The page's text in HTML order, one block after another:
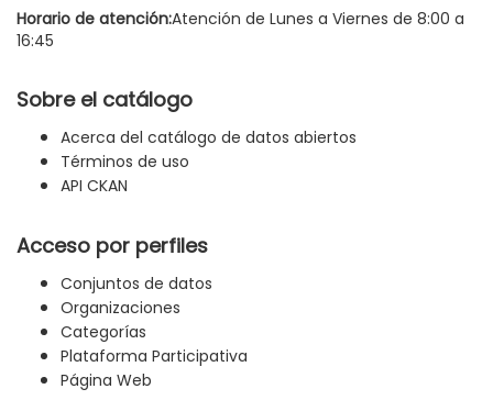
Horario de atención:Atención de Lunes a Viernes de 8:00 a
16:45
Sobre el catálogo
Acerca del catálogo de datos abiertos
Términos de uso
API CKAN
Acceso por perfiles
Conjuntos de datos
Organizaciones
Categorías
Plataforma Participativa
Página Web